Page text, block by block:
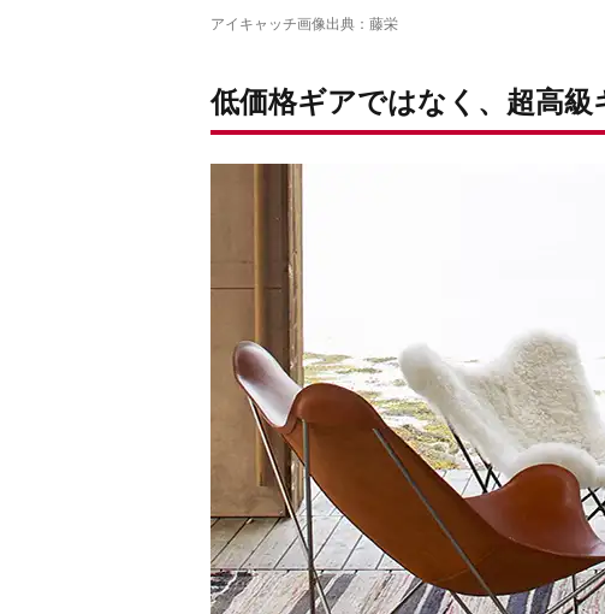
アイキャッチ画像出典： 藤栄
低価格ギアではなく、超高